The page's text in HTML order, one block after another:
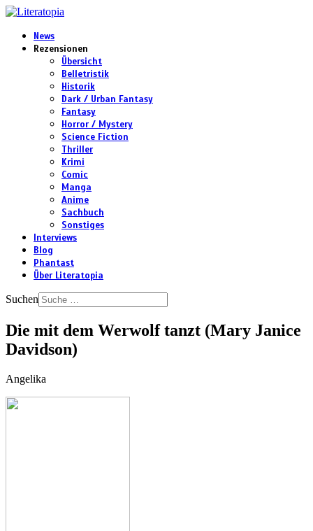
News
Rezensionen
Übersicht
Belletristik
Historik
Dark / Urban Fantasy
Fantasy
Horror / Mystery
Science Fiction
Thriller
Krimi
Comic
Manga
Anime
Sachbuch
Sonstiges
Interviews
Blog
Phantast
Über Literatopia
Suchen
Die mit dem Werwolf tanzt (Mary Janice
Davidson)
Angelika